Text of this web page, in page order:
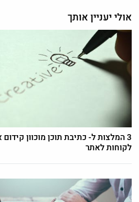
אולי יעניין אותך
3 המלצות ל- כתיבת תוכן מוכוון
לקוחות לאתר